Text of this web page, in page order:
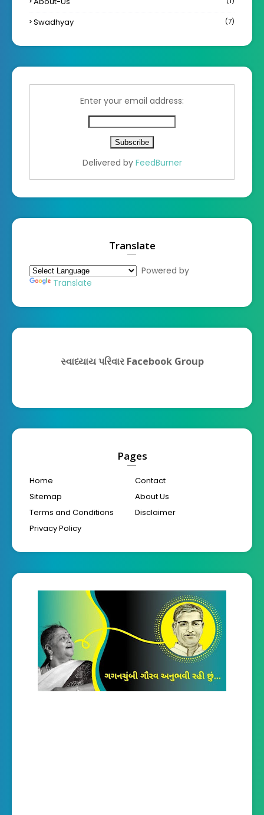
Swadhyay (7)
Enter your email address:
Delivered by FeedBurner
Translate
Powered by
Translate
સ્વાધ્યાય પરિવાર Facebook Group
Pages
Home
Contact
Sitemap
About Us
Terms and Conditions
Disclaimer
Privacy Policy